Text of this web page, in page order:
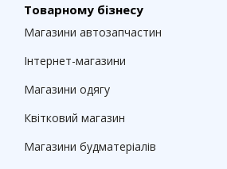
Товарному бізнесу
Магазини автозапчастин
Інтернет-магазини
Магазини одягу
Квітковий магазин
Магазини будматеріалів